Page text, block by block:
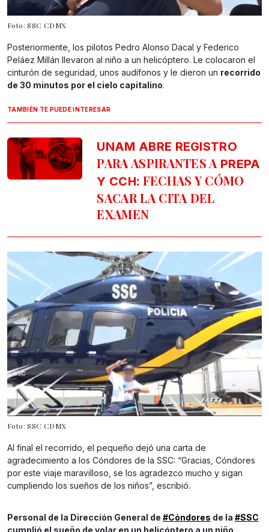
Foto: SSC CDMX
Posteriormente, los pilotos Pedro Alonso Dacal y Federico
Peláez Millán llevaron al niño a un helicóptero. Le colocaron el
cinturón de seguridad, unos audífonos y le dieron un recorrido
de 30 minutos por el cielo capitalino.
TAMBIÉN TE PUEDE INTERESAR
UNAM ABRE REGISTRO
PARA ASPIRANTES A PREPA
Y CCH: FECHAS Y CÓMO
SACAR LA CITA DEL
EXAMEN
Foto: SSC CDMX
Al final el recorrido, el pequeño dejó una carta de
agradecimiento a los Cóndores de la SSC: “Gracias, Cóndores
por este viaje maravilloso, se los agradezco mucho y sigan
cumpliendo los sueños de los niños”, escribió.
Personal de la Dirección General de #Cóndores de la #SSC